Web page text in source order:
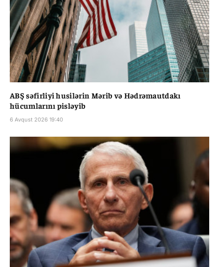
ABŞ səfirliyi husilərin Mərib və Hədrəmautdakı
hücumlarını pisləyib
6 Avqust 2026 19:40